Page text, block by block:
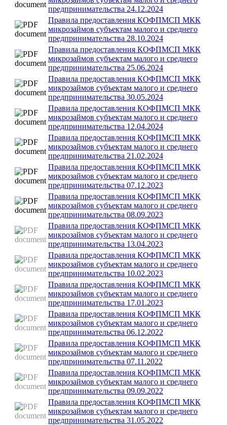
предпринимательства 24.12.2024
Правила предоставления КОФПМСП МКК
микрозаймов субъектам малого и среднего
предпринимательства 28.10.2024
Правила предоставления КОФПМСП МКК
микрозаймов субъектам малого и среднего
предпринимательства 25.06.2024
Правила предоставления КОФПМСП МКК
микрозаймов субъектам малого и среднего
предпринимательства 30.05.2024
Правила предоставления КОФПМСП МКК
микрозаймов субъектам малого и среднего
предпринимательства 12.04.2024
Правила предоставления КОФПМСП МКК
микрозаймов субъектам малого и среднего
предпринимательства 21.02.2024
Правила предоставления КОФПМСП МКК
микрозаймов субъектам малого и среднего
предпринимательства 07.12.2023
Правила предоставления КОФПМСП МКК
микрозаймов субъектам малого и среднего
предпринимательства 08.09.2023
Правила предоставления КОФПМСП МКК
микрозаймов субъектам малого и среднего
предпринимательства 13.04.2023
Правила предоставления КОФПМСП МКК
микрозаймов субъектам малого и среднего
предпринимательства 10.02.2023
Правила предоставления КОФПМСП МКК
микрозаймов субъектам малого и среднего
предпринимательства 17.01.2023
Правила предоставления КОФПМСП МКК
микрозаймов субъектам малого и среднего
предпринимательства 06.12.2022
Правила предоставления КОФПМСП МКК
микрозаймов субъектам малого и среднего
предпринимательства 07.11.2022
Правила предоставления КОФПМСП МКК
микрозаймов субъектам малого и среднего
предпринимательства 09.09.2022
Правила предоставления КОФПМСП МКК
микрозаймов субъектам малого и среднего
предпринимательства 31.05.2022